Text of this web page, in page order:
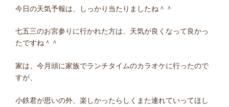
今日の天気予報は、しっかり当たりましたね＾＾
七五三のお宮参りに行かれた方は、天気が良くなって良かっ
たですね＾＾
家は、今月頭に家族でランチタイムのカラオケに行ったので
すが、
小鉄君が思いの外、楽しかったらしくまた連れていってほし